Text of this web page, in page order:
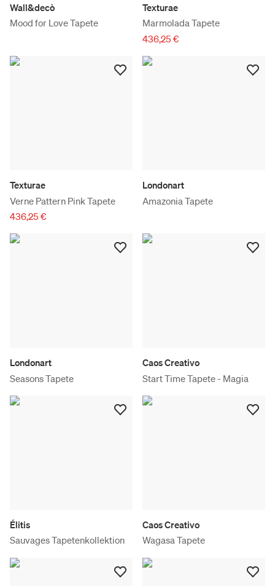
Wall&decò
Mood for Love Tapete
Texturae
Marmolada Tapete
436,25 €
Texturae
Verne Pattern Pink Tapete
436,25 €
Londonart
Amazonia Tapete
Londonart
Seasons Tapete
Caos Creativo
Start Time Tapete - Magia
Élitis
Sauvages Tapetenkollektion
Caos Creativo
Wagasa Tapete